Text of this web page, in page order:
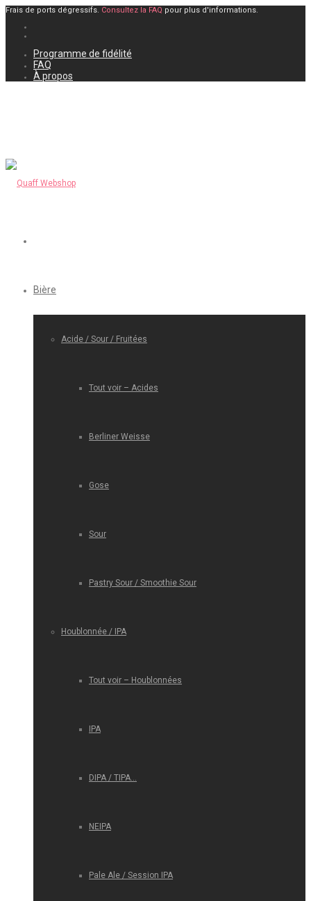
Frais de ports dégressifs. Consultez la FAQ pour plus d'informations.
Programme de fidélité
FAQ
À propos
Bière
Acide / Sour / Fruitées
Tout voir – Acides
Berliner Weisse
Gose
Sour
Pastry Sour / Smoothie Sour
Houblonnée / IPA
Tout voir – Houblonnées
IPA
DIPA / TIPA…
NEIPA
Pale Ale / Session IPA